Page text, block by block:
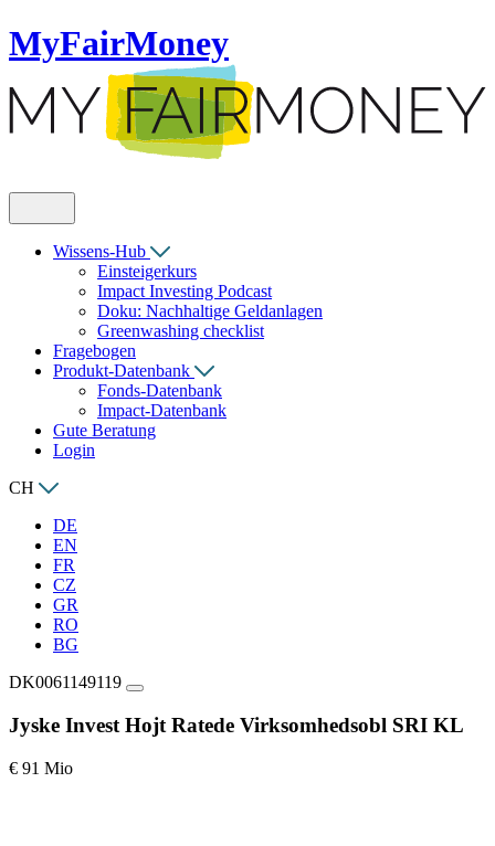
MyFairMoney
Wissens-Hub
Einsteigerkurs
Impact Investing Podcast
Doku: Nachhaltige Geldanlagen
Greenwashing checklist
Fragebogen
Produkt-Datenbank
Fonds-Datenbank
Impact-Datenbank
Gute Beratung
Login
CH
DE
EN
FR
CZ
GR
RO
BG
DK0061149119
Jyske Invest Hojt Ratede Virksomhedsobl SRI KL
€ 91 Mio